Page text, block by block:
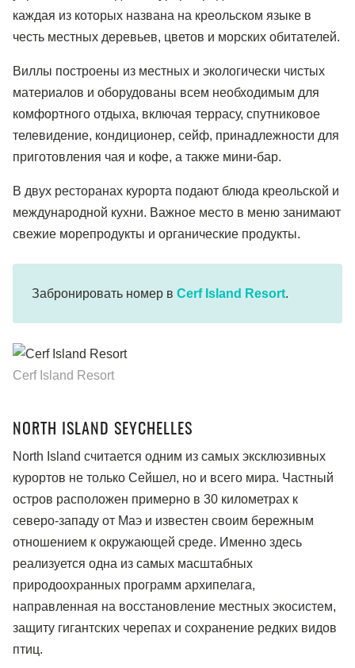
каждая из которых названа на креольском языке в
честь местных деревьев, цветов и морских обитателей.
Виллы построены из местных и экологически чистых
материалов и оборудованы всем необходимым для
комфортного отдыха, включая террасу, спутниковое
телевидение, кондиционер, сейф, принадлежности для
приготовления чая и кофе, а также мини-бар.
В двух ресторанах курорта подают блюда креольской и
международной кухни. Важное место в меню занимают
свежие морепродукты и органические продукты.
Забронировать номер в Cerf Island Resort.
Cerf Island Resort
NORTH ISLAND SEYCHELLES
North Island считается одним из самых эксклюзивных
курортов не только Сейшел, но и всего мира. Частный
остров расположен примерно в 30 километрах к
северо-западу от Маэ и известен своим бережным
отношением к окружающей среде. Именно здесь
реализуется одна из самых масштабных
природоохранных программ архипелага,
направленная на восстановление местных экосистем,
защиту гигантских черепах и сохранение редких видов
птиц.